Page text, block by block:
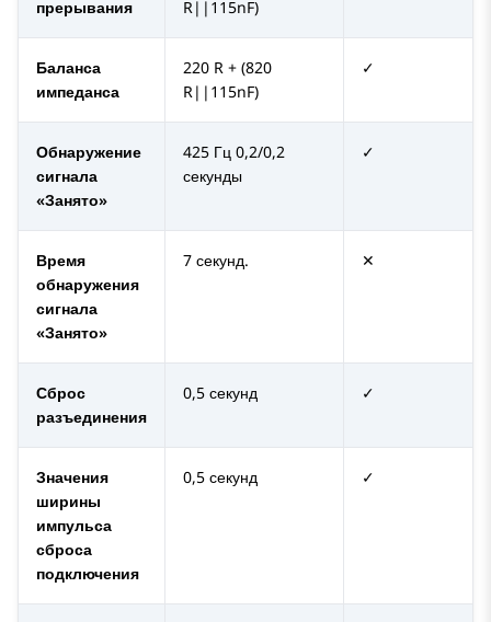
прерывания
R||115nF)
Баланса
импеданса
220 R + (820
R||115nF)
✓
Обнаружение
сигнала
«Занято»
425 Гц 0,2/0,2
секунды
✓
Время
обнаружения
сигнала
«Занято»
7 секунд. ✕
Сброс
разъединения
0,5 секунд ✓
Значения
ширины
импульса
сброса
подключения
0,5 секунд ✓